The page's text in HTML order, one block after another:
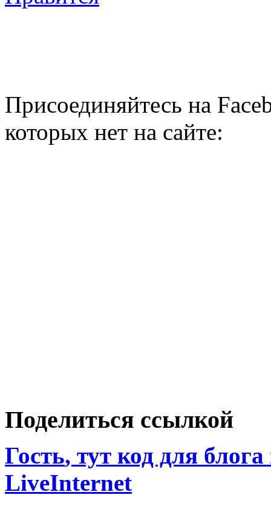
Присоединяйтесь на
которых нет на сайте:
Поделиться ссылкой
Гость, тут код для
LiveInternet